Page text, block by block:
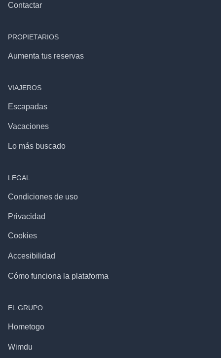
Contactar
PROPIETARIOS
Aumenta tus reservas
VIAJEROS
Escapadas
Vacaciones
Lo más buscado
LEGAL
Condiciones de uso
Privacidad
Cookies
Accesibilidad
Cómo funciona la plataforma
EL GRUPO
Hometogo
Wimdu